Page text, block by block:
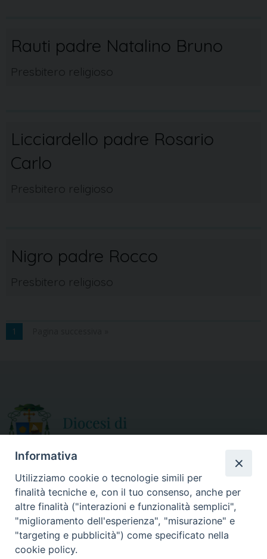
Rauti padre Natalino Bruno
Presbitero religioso
Licciardello padre Rosario
Carlo
Presbitero religioso
Nigro padre Rocco
Presbitero religioso
1
CURIA DIOCESANA
Via Episcopio, 15
89852 MILETO (VV)
Telefono: 0963.338 080
ORARIO APERTURA
Mercoledì e Sabato
dalle 10.00 alle 12.30
Informativa
Utilizziamo cookie o tecnologie simili per
finalità tecniche e, con il tuo consenso, anche per
altre finalità ("interazioni e funzionalità semplici",
"miglioramento dell'esperienza", "misurazione" e
"targeting e pubblicità") come specificato nella
cookie policy.